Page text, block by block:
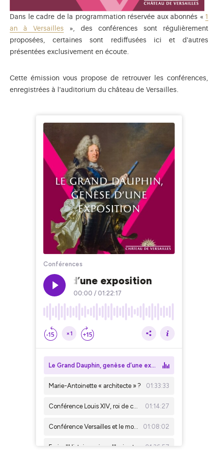
Dans le cadre de la programmation réservée aux abonnés « 1
an à Versailles », des conférences sont régulièrement
proposées, certaines sont rediffusées ici et d'autres
présentées exclusivement en écoute.
Cette émission vous propose de retrouver les conférences,
enregistrées à l'auditorium du château de Versailles.